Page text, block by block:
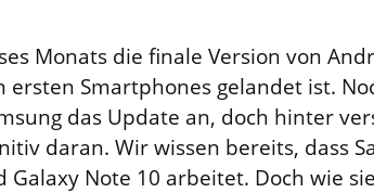
Monats die finale Version von
ersten Smartphones gelandet ist.
das Update an, doch hinter
daran. Wir wissen bereits, dass
Galaxy Note 10 arbeitet. Doch wie